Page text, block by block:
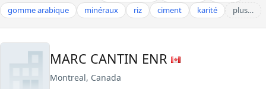
gomme arabique
minéraux riz ciment karité plus…
MARC CANTIN ENR
Montreal, Canada